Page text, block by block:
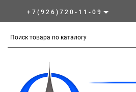
+7(926)720-11-09